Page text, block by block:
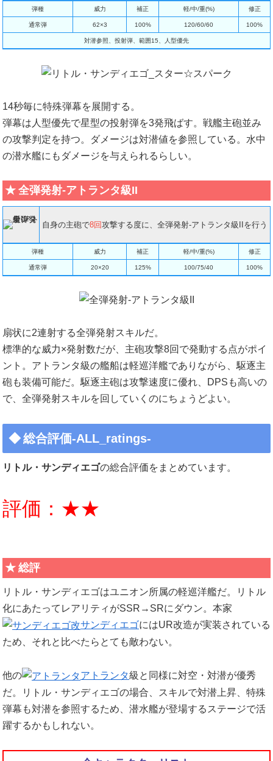
弾種 威力 補正 軽/中/重(%) 修正
通常弾 62×3 100% 120/60/60 100%
対潜参照、投射弾、範囲15、人型優先
14秒毎に特殊弾幕を展開する。
弾幕は人型優先で星型の投射弾を3発飛ばす。戦艦主砲並み
の攻撃判定を持つ。ダメージは対潜値を参照している。水中
の潜水艦にもダメージを与えられるらしい。
全弾発射-アトランタ級II
自身の主砲で8回攻撃する度に、全弾発射-アトランタ級IIを行う
弾種 威力 補正 軽/中/重(%) 修正
通常弾 20×20 125% 100/75/40 100%
扇状に2連射する全弾発射スキルだ。
標準的な威力×発射数だが、主砲攻撃8回で発動する点がポイ
ント。アトランタ級の艦船は軽巡洋艦でありながら、駆逐主
砲も装備可能だ。駆逐主砲は攻撃速度に優れ、DPSも高いの
で、全弾発射スキルを回していくのにちょうどよい。
総合評価-ALL_ratings-
リトル・サンディエゴの総合評価をまとめています。
評価：★★
総評
リトル・サンディエゴはユニオン所属の軽巡洋艦だ。リトル
化にあたってレアリティがSSR→SRにダウン。本家
サンディエゴにはUR改造が実装されている
ため、それと比べたらとても敵わない。
他の アトランタ級と同様に対空・対潜が優秀
だ。リトル・サンディエゴの場合、スキルで対潜上昇、特殊
弾幕も対潜を参照するため、潜水艦が登場するステージで活
躍するかもしれない。